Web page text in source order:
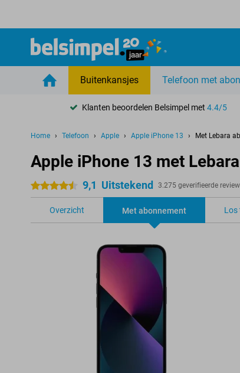
Buitenkansjes Telefoon met
Klanten beoordelen Belsimpel met4.4/5
Home Telefoon Apple Apple iPhone 13 Met Lebara
Apple iPhone 13 met
4.5 sterren 9,1 Uitstekend 3.275 geverifieerde
Overzicht Met abonnement Los